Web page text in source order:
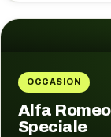
OCCASION
Alfa
Speciale